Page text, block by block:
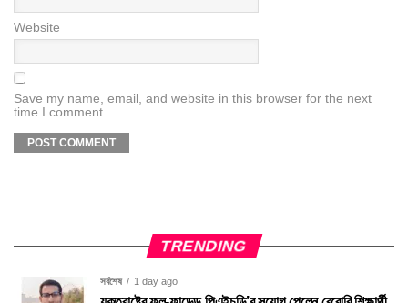
Website
Save my name, email, and website in this browser for the next
time I comment.
TRENDING
সর্বশেষ 1 day ago